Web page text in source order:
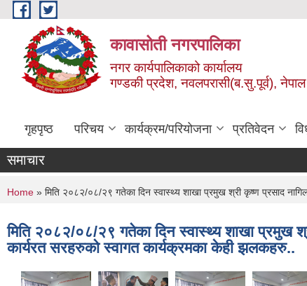
Skip to main content
कावासोती नगरपालिका
नगर कार्यपालिकाको कार्यालय
गण्डकी प्रदेश, नवलपरासी(ब.सु.पूर्व), नेपाल
गृहपृष्ठ परिचय कार्यक्रम/परियोजना प्रतिवेदन
समाचार
You are here
Home » मिति २०८२/०८/२९ गतेका दिन स्वास्थ्य शाखा प्रमुख श्री कृष्ण प्रसाद
मिति २०८२/०८/२९ गतेका दिन स्वास्थ्य शाखा प्रमुख
कार्यरत सरहरुको स्वागत कार्यक्रमका केही झलकहरु..